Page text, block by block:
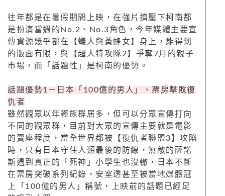
往年都是在暑假期間上映，在強片擠壓下柯南都
是扮演當週的No.2、No.3角色，今年媒體主要宣
傳資源幾乎都在【蟻人與黃蜂女】身上，能得到
的版面有限，與【超人特攻隊2】爭奪7月的親子
市場，而「話題性」是柯南的優勢。
話題優勢1－日本「100億的男人」、票房擊敗復
仇者
雖然觀眾以年輕族群居多，但可以分眾宣傳打向
不同的觀眾群，目前對大眾的宣傳主要就是電影
的賣座程度，當全世界都被【復仇者聯盟3】攻陷
時，只有日本守住人類最後的防線，無敵的薩諾
斯遇到真正的「死神」小學生也沒轍，日本不斷
在票房突破系列紀錄，安室透甚至被當地媒體冠
上「100億的男人」稱號，上映前的話題已經足